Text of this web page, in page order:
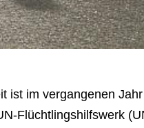
ist im vergangenen
Flüchtlingshilfswerk